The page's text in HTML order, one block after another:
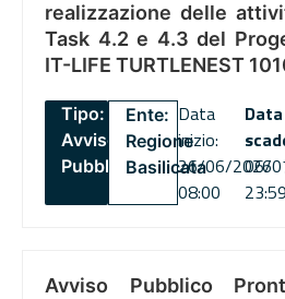
realizzazione delle
Task 4.2 e 4.3 del
IT-LIFE TURTLENEST
Tipo:
Avviso
Pubblico
Ente:
Regione
Basilicata
Data
inizio:
26/06/2026
08:00
06/
23:59
Avviso Pubblico